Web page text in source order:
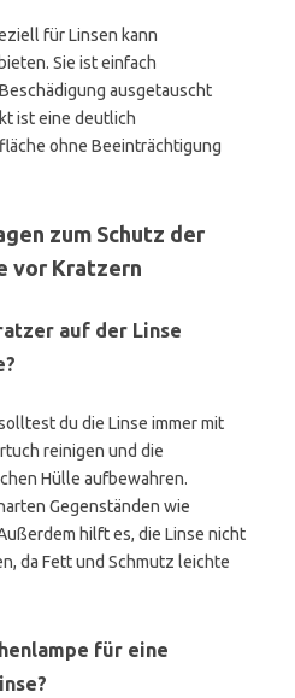
für Linsen kann
Sie ist einfach
ausgetauscht
ist eine deutlich
ohne Beeinträchtigung
zum Schutz der
vor Kratzern
auf der Linse
du die Linse immer mit
reinigen und die
Hülle aufbewahren.
Gegenständen wie
hilft es, die Linse nicht
da Fett und Schmutz leichte
für eine